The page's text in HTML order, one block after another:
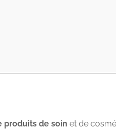
produits de soin et de